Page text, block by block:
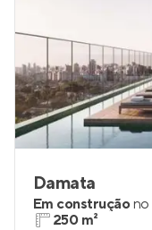
Damata
Em construçãono
250 m²